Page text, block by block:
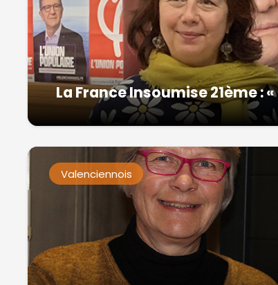
La France Insoumise 21ème :
Valenciennois